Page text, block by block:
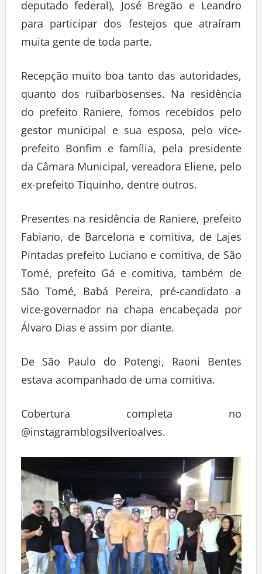
deputado federal), José Bregão e Leandro
para participar dos festejos que atraíram
muita gente de toda parte.
Recepção muito boa tanto das autoridades,
quanto dos ruibarbosenses. Na residência
do prefeito Raniere, fomos recebidos pelo
gestor municipal e sua esposa, pelo vice-
prefeito Bonfim e família, pela presidente
da Câmara Municipal, vereadora Eliene, pelo
ex-prefeito Tiquinho, dentre outros.
Presentes na residência de Raniere, prefeito
Fabiano, de Barcelona e comitiva, de Lajes
Pintadas prefeito Luciano e comitiva, de São
Tomé, prefeito Gá e comitiva, também de
São Tomé, Babá Pereira, pré-candidato a
vice-governador na chapa encabeçada por
Álvaro Dias e assim por diante.
De São Paulo do Potengi, Raoni Bentes
estava acompanhado de uma comitiva.
Cobertura completa no
@instagramblogsilverioalves.